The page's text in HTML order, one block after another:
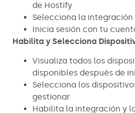
de Hostify
Selecciona la integración
Inicia sesión con tu
Habilita y Selecciona
Visualiza todos los
disponibles después de
Selecciona los
gestionar
Habilita la integración y